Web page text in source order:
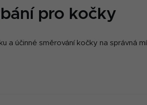
pro kočky
a účinné směrování kočky na správná